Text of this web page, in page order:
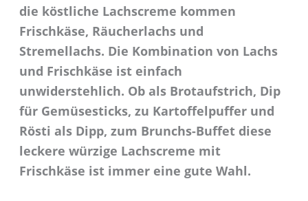
die köstliche Lachscreme kommen
Frischkäse, Räucherlachs und
Stremellachs. Die Kombination von Lachs
und Frischkäse ist einfach
unwiderstehlich. Ob als Brotaufstrich, Dip
für Gemüsesticks, zu Kartoffelpuffer und
Rösti als Dipp, zum Brunchs-Buffet diese
leckere würzige Lachscreme mit
Frischkäse ist immer eine gute Wahl.